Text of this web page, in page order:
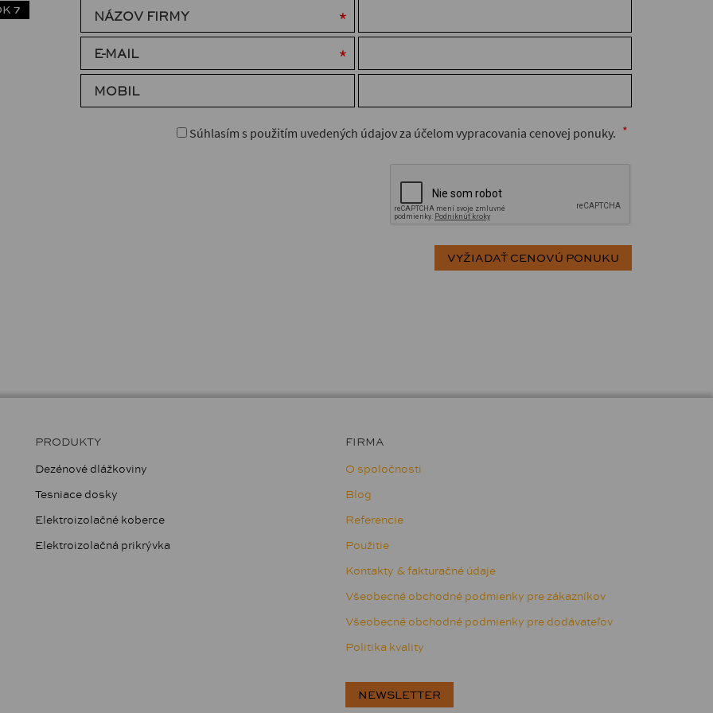
7 NÁZOV FIRMY
E-MAIL
MOBIL
Súhlasím s použitím uvedených údajov za účelom vypracovania cenovej ponuky.
PRODUKTY
Dezénové dlážkoviny
Tesniace dosky
Elektroizolačné koberce
Elektroizolačná prikrývka
FIRMA
O spoločnosti
Blog
Referencie
Použitie
Kontakty & fakturačné údaje
Všeobecné obchodné podmienky pre zákazníkov
Všeobecné obchodné podmienky pre dodávateľov
Politika kvality
NEWSLETTER